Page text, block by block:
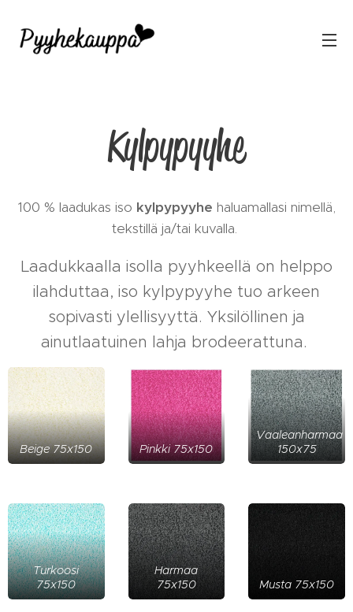
Kylpypyyhe
100 % laadukas iso kylpypyyhe haluamallasi nimellä,
tekstillä ja/tai kuvalla.
Laadukkaalla isolla pyyhkeellä on helppo
ilahduttaa, iso kylpypyyhe tuo arkeen
sopivasti ylellisyyttä. Yksilöllinen ja
ainutlaatuinen lahja brodeerattuna.
Beige 75x150 Pinkki 75x150
Vaaleanharmaa
150x75
Turkoosi
75x150
Harmaa
75x150
Musta 75x150